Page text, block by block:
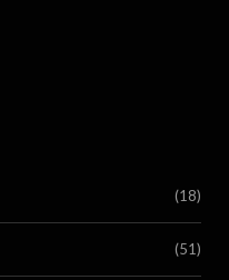
(18)
(51)